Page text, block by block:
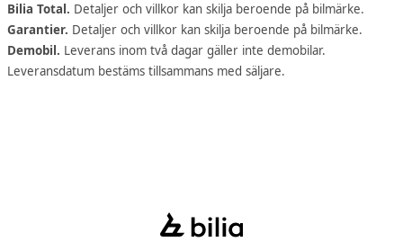
Bilia Total. Detaljer och villkor kan skilja beroende på bilmärke.
Garantier. Detaljer och villkor kan skilja beroende på bilmärke.
Demobil. Leverans inom två dagar gäller inte demobilar.
Leveransdatum bestäms tillsammans med säljare.